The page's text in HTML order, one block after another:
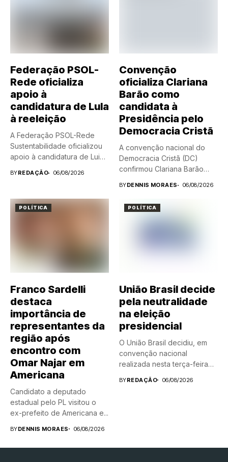
Federação PSOL-
Rede oficializa
apoio à
candidatura de Lula
à reeleição
A Federação PSOL-Rede
Sustentabilidade oficializou
apoio à candidatura de Luiz
BYREDAÇÃO 06/08/2026
Convenção
oficializa Clariana
Barão como
candidata à
Presidência pelo
Democracia Cristã
A convenção nacional do
Democracia Cristã (DC)
confirmou Clariana Barão
BYDENNIS MORAES 06/08/2026
POLÍTICA
Franco Sardelli
destaca
importância de
representantes da
região após
encontro com
Omar Najar em
Americana
Candidato a deputado
estadual pelo PL visitou o
ex-prefeito de Americana e...
BYDENNIS MORAES 06/08/2026
POLÍTICA
União Brasil decide
pela neutralidade
na eleição
presidencial
O União Brasil decidiu, em
convenção nacional
realizada nesta terça-feira
BYREDAÇÃO 06/08/2026